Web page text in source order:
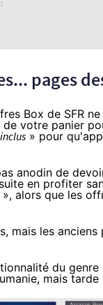
pages
Box de SFR
votre panier
» pour
anodin de
en profiter
», alors que les
mais les
du
mais tarde